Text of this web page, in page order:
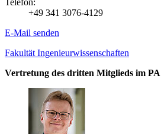
Telefon:
+49 341 3076-4129
E-Mail senden
Fakultät Ingenieurwissenschaften
Vertretung des dritten Mitglieds im PA